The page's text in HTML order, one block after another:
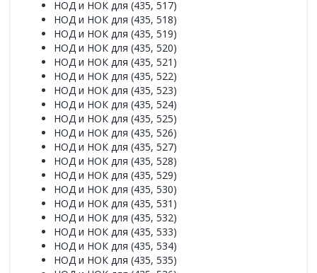
НОД и НОК для (435, 517)
НОД и НОК для (435, 518)
НОД и НОК для (435, 519)
НОД и НОК для (435, 520)
НОД и НОК для (435, 521)
НОД и НОК для (435, 522)
НОД и НОК для (435, 523)
НОД и НОК для (435, 524)
НОД и НОК для (435, 525)
НОД и НОК для (435, 526)
НОД и НОК для (435, 527)
НОД и НОК для (435, 528)
НОД и НОК для (435, 529)
НОД и НОК для (435, 530)
НОД и НОК для (435, 531)
НОД и НОК для (435, 532)
НОД и НОК для (435, 533)
НОД и НОК для (435, 534)
НОД и НОК для (435, 535)